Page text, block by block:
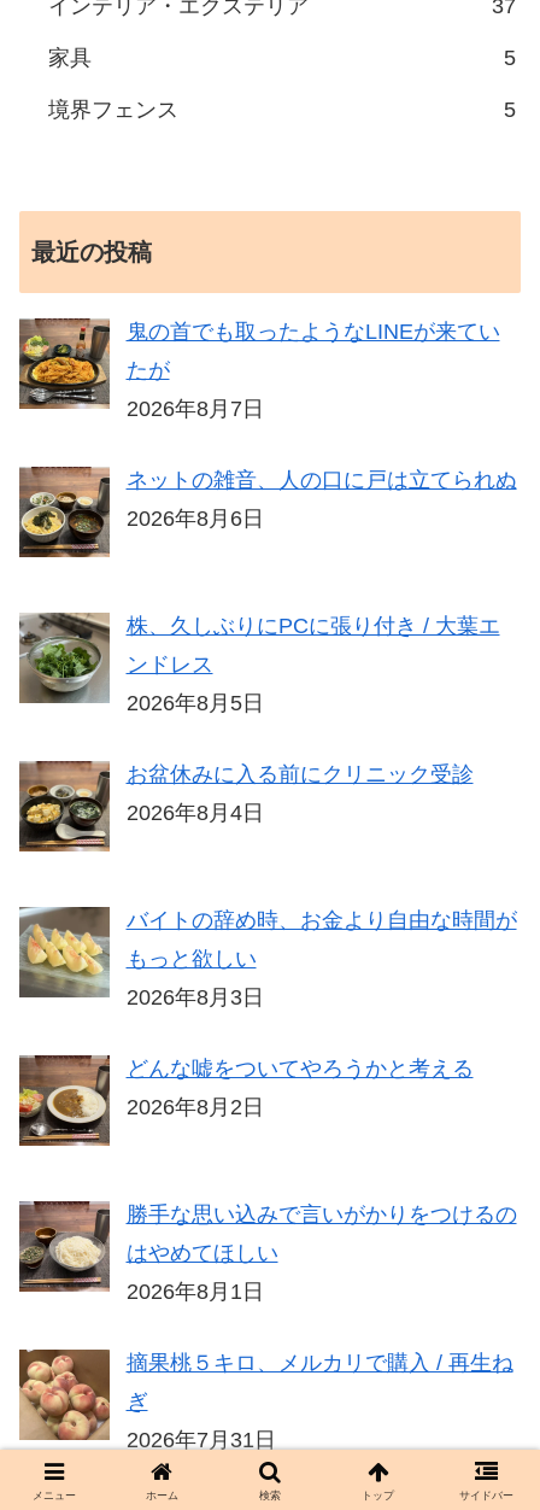
インテリア・エクステリア 37
家具 5
境界フェンス 5
最近の投稿
鬼の首でも取ったようなLINEが来てい
たが
2026年8月7日
ネットの雑音、人の口に戸は立てられぬ
2026年8月6日
株、久しぶりにPCに張り付き / 大葉エ
ンドレス
2026年8月5日
お盆休みに入る前にクリニック受診
2026年8月4日
バイトの辞め時、お金より自由な時間が
もっと欲しい
2026年8月3日
どんな嘘をついてやろうかと考える
2026年8月2日
勝手な思い込みで言いがかりをつけるの
はやめてほしい
2026年8月1日
摘果桃５キロ、メルカリで購入 / 再生ね
ぎ
2026年7月31日
メニュー ホーム 検索 トップ サイドバー